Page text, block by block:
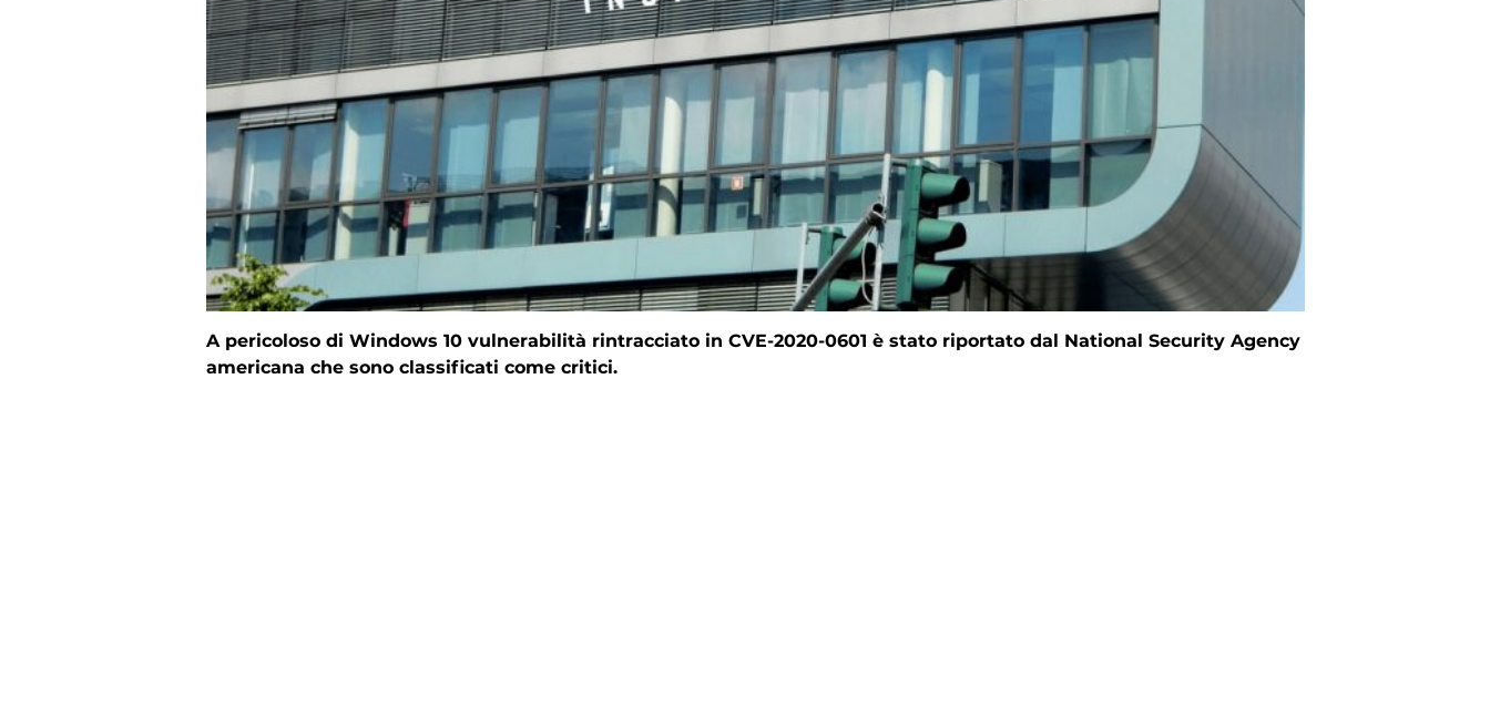
A pericoloso di Windows 10 vulnerabilità rintracciato in CVE-2020-0601 è stato riportato dal National Security Agency
americana che sono classificati come critici.